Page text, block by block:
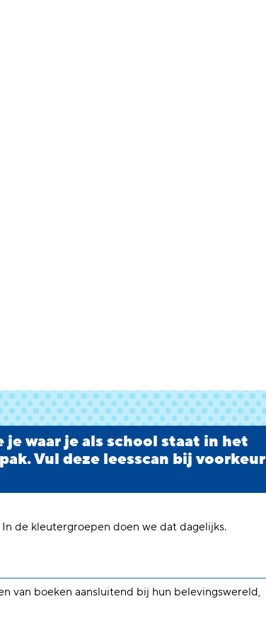
waar je als school staat in het
Vul deze leesscan bij voorkeur
In de kleutergroepen doen we dat dagelijks.
van boeken aansluitend bij hun belevingswereld,